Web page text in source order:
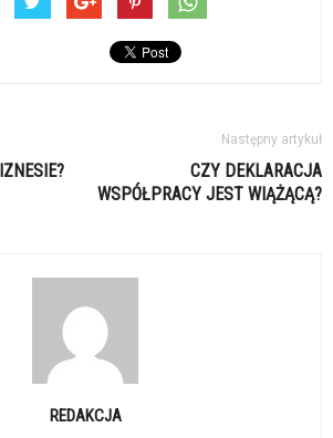
Następny artykuł
CZY DEKLARACJA
WSPÓŁPRACY JEST WIĄŻĄCĄ?
REDAKCJA